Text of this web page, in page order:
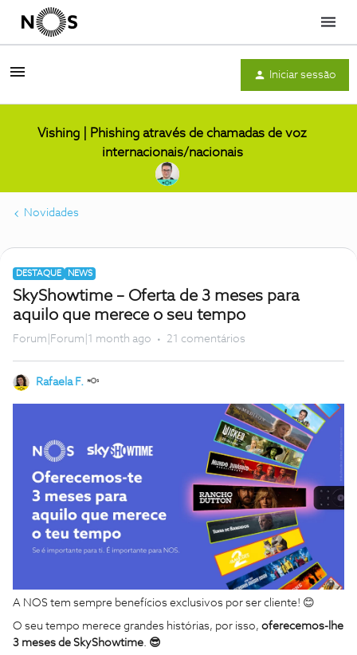
Menu
Iniciar sessão
Vishing | Phishing através de chamadas de voz
internacionais/nacionais
Novidades
DESTAQUE NEWS
SkyShowtime – Oferta de 3 meses para
aquilo que merece o seu tempo
Forum|Forum|1 month ago 21 comentários
Rafaela F.
A NOS tem sempre benefícios exclusivos por ser cliente! 😊
O seu tempo merece grandes histórias, por isso, oferecemos-lhe
3 meses de SkyShowtime. 😎